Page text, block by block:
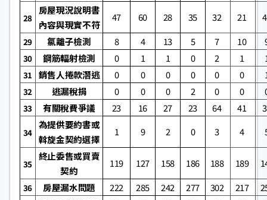
28
房屋現況說明書
內容與現實不符
47 60 28 35 32 21
29 氯離子檢測 8 4 13 5 7 10
30 鋼筋輻射檢測 0 1 1 0 2 1
31 銷售人捲款潛逃 0 0 0 0 0 0
32 逃漏稅捐 0 0 0 2 0 0
33 有關稅費爭議 23 16 27 23 64 41
34
為提供要約書或
斡旋金契約選擇
1 9 2 0 3 4
35
終止委售或買賣
契約
119 127 158 186 188 189
36 房屋漏水問題 222 285 242 277 302 217